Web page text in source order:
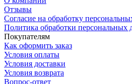
Отзывы
Согласие на обработку
Политика обработки персональных
Покупателям
Как оформить заказ
Условия оплаты
Условия доставки
Условия возврата
Вопрос-ответ